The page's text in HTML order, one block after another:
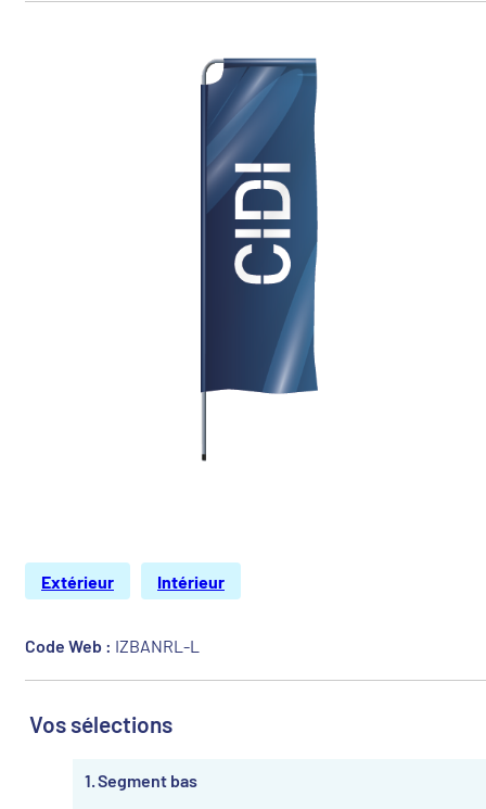
Extérieur Intérieur
Code Web : IZBANRL-L
Vos sélections
1 Segment bas